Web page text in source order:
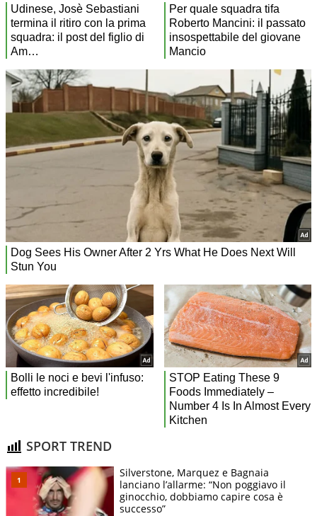
SPORT TREND
Silverstone, Marquez e Bagnaia
lanciano l’allarme: “Non poggiavo il
ginocchio, dobbiamo capire cosa è
successo”